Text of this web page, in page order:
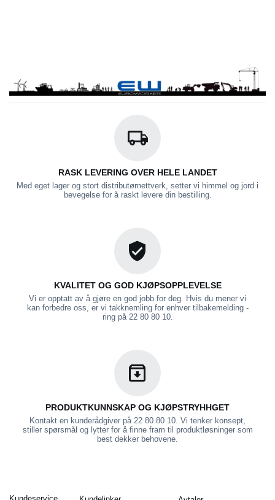
RASK LEVERING OVER HELE LANDET
Med eget lager og stort distributørnettverk, setter vi himmel og jord i
bevegelse for å raskt levere din bestilling.
KVALITET OG GOD KJØPSOPPLEVELSE
Vi er opptatt av å gjøre en god jobb for deg. Hvis du mener vi
kan forbedre oss, er vi takknemling for enhver tilbakemelding -
ring på 22 80 80 10.
PRODUKTKUNNSKAP OG KJØPSTRYHHGET
Kontakt en kunderådgiver på 22 80 80 10. Vi tenker konsept,
stiller spørsmål og lytter for å finne fram til produktløsninger som
best dekker behovene.